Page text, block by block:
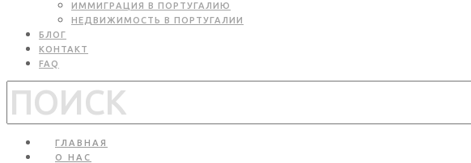
ИММИГРАЦИЯ В ПОРТУГАЛИЮ
НЕДВИЖИМОСТЬ В ПОРТУГАЛИИ
БЛОГ
КОНТАКТ
FAQ
ГЛАВНАЯ
О НАС